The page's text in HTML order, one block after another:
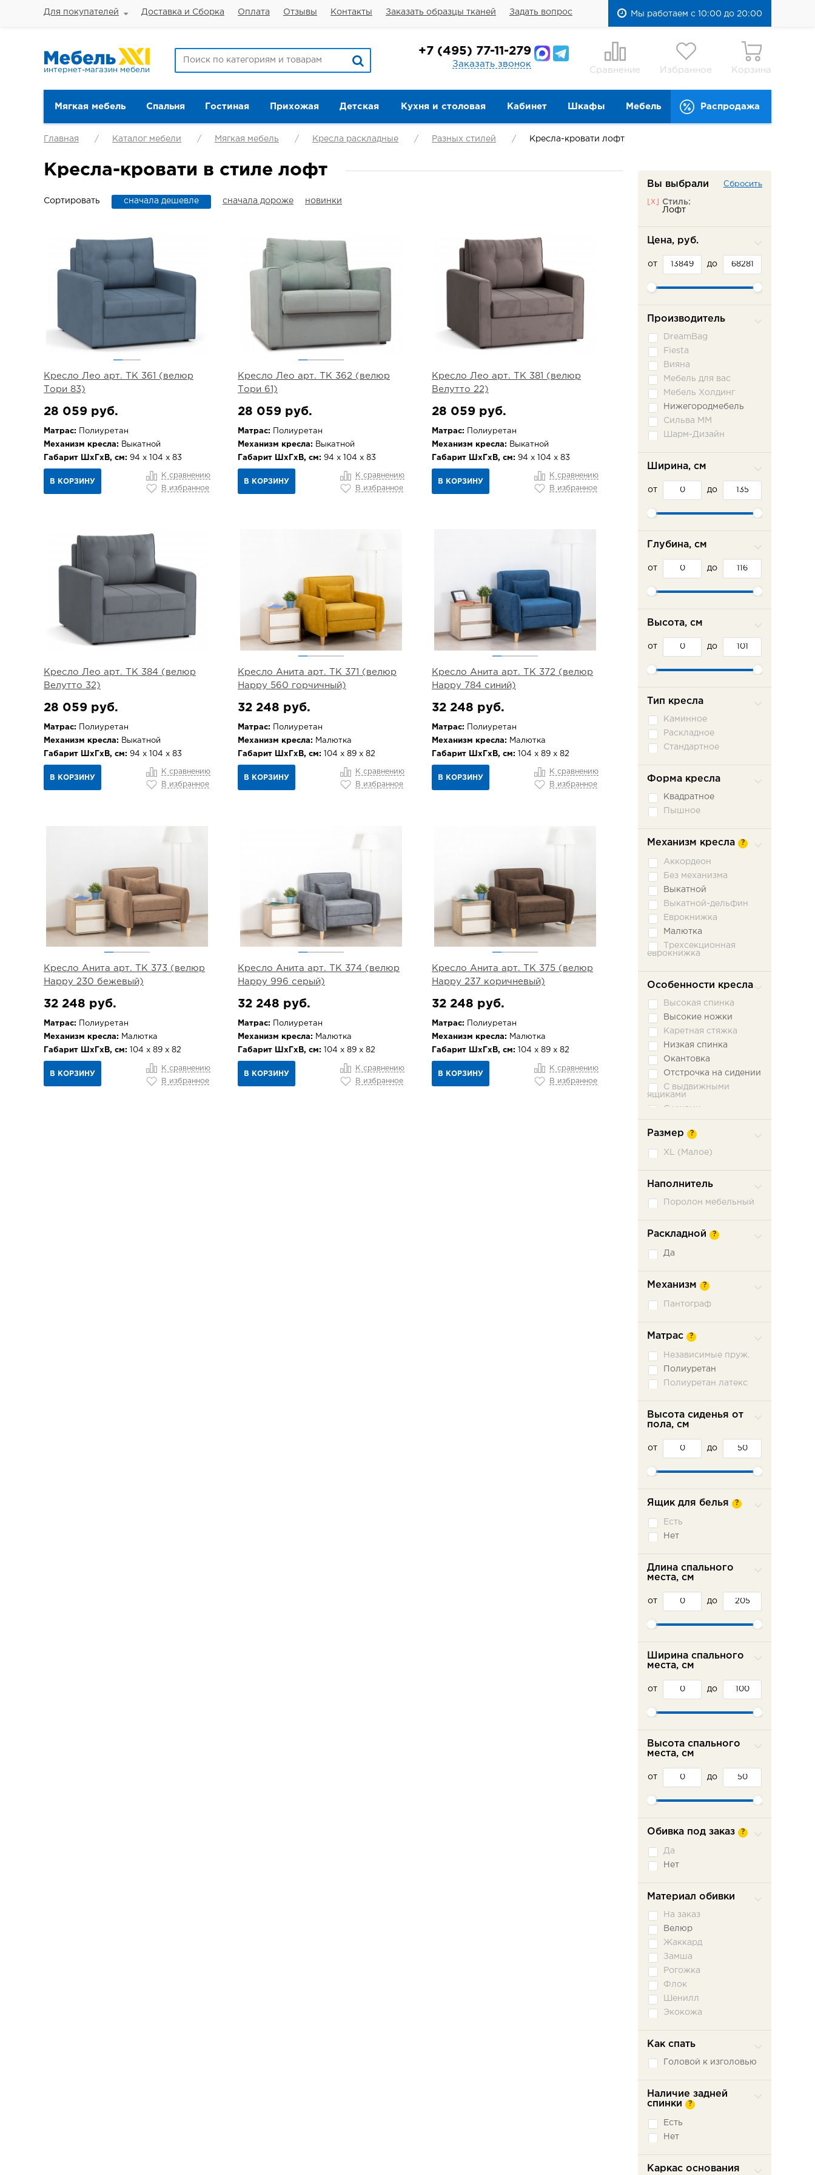
Для покупателей Доставка и Сборка Оплата Отзывы Контакты Заказать образцы тканей Задать вопрос Мы работаем с 10:00 до 20:00
интернет-магазин мебели
+7 (495) 77-11-279
Заказать звонок
Сравнение Избранное Корзина
Мягкая мебель Спальня Гостиная Прихожая Детская Кухня и столовая Кабинет Шкафы Мебель Распродажа
Главная Каталог мебели Мягкая мебель Кресла раскладные Разных стилей Кресла-кровати лофт
Кресла-кровати в стиле лофт
Сортировать сначала дешевле сначала дороже новинки
Кресло Лео арт. ТК 361 (велюр
Тори 83)
28 059 руб.
Матрас: Полиуретан
Механизм кресла: Выкатной
Габарит ШхГхВ, см: 94 х 104 х 83
В КОРЗИНУ
К сравнению
В избранное
Кресло Лео арт. ТК 362 (велюр
Тори 61)
28 059 руб.
Матрас: Полиуретан
Механизм кресла: Выкатной
Габарит ШхГхВ, см: 94 х 104 х 83
В КОРЗИНУ
К сравнению
В избранное
Кресло Лео арт. ТК 381 (велюр
Велутто 22)
28 059 руб.
Матрас: Полиуретан
Механизм кресла: Выкатной
Габарит ШхГхВ, см: 94 х 104 х 83
В КОРЗИНУ
К сравнению
В избранное
Кресло Лео арт. ТК 384 (велюр
Велутто 32)
28 059 руб.
Матрас: Полиуретан
Механизм кресла: Выкатной
Габарит ШхГхВ, см: 94 х 104 х 83
В КОРЗИНУ
К сравнению
В избранное
Кресло Анита арт. ТК 371 (велюр
Happy 560 горчичный)
32 248 руб.
Матрас: Полиуретан
Механизм кресла: Малютка
Габарит ШхГхВ, см: 104 х 89 х 82
В КОРЗИНУ
К сравнению
В избранное
Кресло Анита арт. ТК 372 (велюр
Happy 784 синий)
32 248 руб.
Матрас: Полиуретан
Механизм кресла: Малютка
Габарит ШхГхВ, см: 104 х 89 х 82
В КОРЗИНУ
К сравнению
В избранное
Кресло Анита арт. ТК 373 (велюр
Happy 230 бежевый)
32 248 руб.
Матрас: Полиуретан
Механизм кресла: Малютка
Габарит ШхГхВ, см: 104 х 89 х 82
В КОРЗИНУ
К сравнению
В избранное
Кресло Анита арт. ТК 374 (велюр
Happy 996 серый)
32 248 руб.
Матрас: Полиуретан
Механизм кресла: Малютка
Габарит ШхГхВ, см: 104 х 89 х 82
В КОРЗИНУ
К сравнению
В избранное
Кресло Анита арт. ТК 375 (велюр
Happy 237 коричневый)
32 248 руб.
Матрас: Полиуретан
Механизм кресла: Малютка
Габарит ШхГхВ, см: 104 х 89 х 82
В КОРЗИНУ
К сравнению
В избранное
Вы выбрали Сбросить
[x]
Стиль:
Лофт
Цена, руб.
от до
Производитель
DreamBag
Fiesta
Вияна
Мебель для вас
Мебель Холдинг
Нижегородмебель
Сильва ММ
Шарм-Дизайн
Ширина, см
от до
Глубина, см
от до
Высота, см
от до
Тип кресла
Каминное
Раскладное
Стандартное
Форма кресла
Квадратное
Пышное
Механизм кресла ?
Аккордеон
Без механизма
Выкатной
Выкатной-дельфин
Еврокнижка
Малютка
Трехсекционная
еврокнижка
Особенности кресла
Высокая спинка
Высокие ножки
Каретная стяжка
Низкая спинка
Окантовка
Отстрочка на сидении
С выдвижными
ящиками
С ушами
Размер ?
XL (Малое)
Наполнитель
Поролон мебельный
Раскладной ?
Да
Механизм ?
Пантограф
Матрас ?
Независимые пруж.
Полиуретан
Полиуретан латекс
Высота сиденья от
пола, см
от до
Ящик для белья ?
Есть
Нет
Длина спального
места, см
от до
Ширина спального
места, см
от до
Высота спального
места, см
от до
Обивка под заказ ?
Да
Нет
Материал обивки
На заказ
Велюр
Жаккард
Замша
Рогожка
Флок
Шенилл
Экокожа
Как спать
Головой к изголовью
Наличие задней
спинки
?
Есть
Нет
Каркас основания